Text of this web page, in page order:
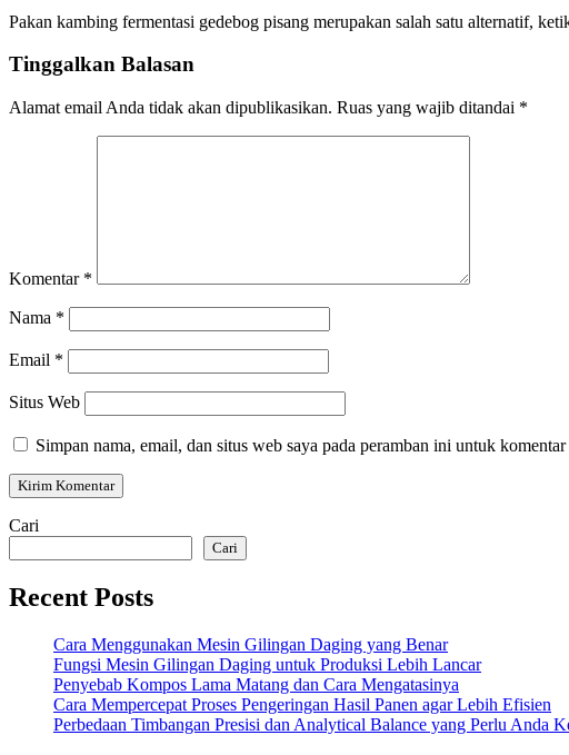
Pakan kambing fermentasi gedebog pisang merupakan salah satu alternatif,
Tinggalkan Balasan
Alamat email Anda tidak akan dipublikasikan. Ruas yang wajib ditandai *
Komentar *
Nama *
Email *
Situs Web
Simpan nama, email, dan situs web saya pada peramban ini untuk
Cari
Cari
Recent Posts
Cara Menggunakan Mesin Gilingan Daging yang Benar
Fungsi Mesin Gilingan Daging untuk Produksi Lebih Lancar
Penyebab Kompos Lama Matang dan Cara Mengatasinya
Cara Mempercepat Proses Pengeringan Hasil Panen agar Lebih Efisien
Perbedaan Timbangan Presisi dan Analytical Balance yang Perlu Anda